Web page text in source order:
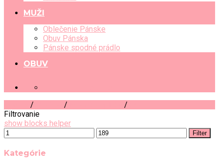
MUŽI
Oblečenie Pánske
Obuv Pánska
Pánske spodné prádlo
OBUV
/ / /
Filtrovanie
show blocks helper
Filter
Kategórie